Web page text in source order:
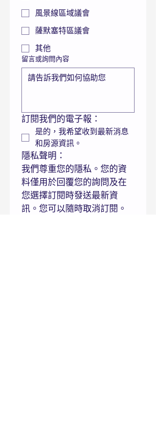
風景線區域議會
薩默塞特區議會
其他
留言或詢問內容
訂閱我們的電子報：
是的，我希望收到最新消息
和房源資訊。
隱私聲明：
我們尊重您的隱私。您的資
料僅用於回覆您的詢問及在
您選擇訂閱時發送最新資
訊。您可以隨時取消訂閱。